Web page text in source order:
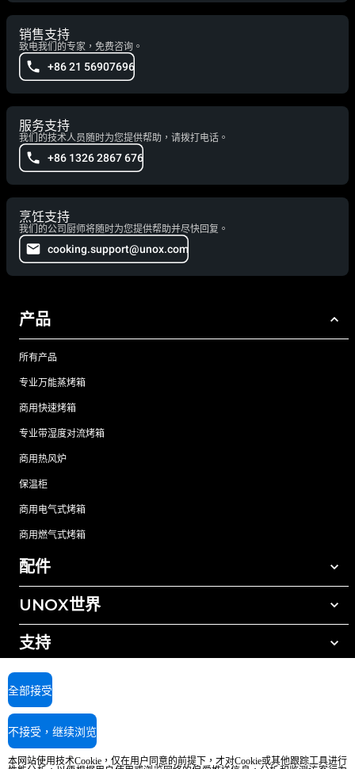
销售支持
致电我们的专家，免费咨询。
+86 21 56907696
服务支持
我们的技术人员随时为您提供帮助，请拨打电话。
+86 1326 2867 676
烹饪支持
我们的公司厨师将随时为您提供帮助并尽快回复。
cooking.support@unox.com
产品
所有产品
专业万能蒸烤箱
商用快速烤箱
专业带湿度对流烤箱
商用热风炉
保温柜
商用电气式烤箱
商用燃气式烤箱
配件
所有配件
手动清洗清洁剂
树脂过滤水处理
反渗透水处理
UNOX世界
我们在全球的办事处
支持
UNOX质保
查找经销商
查找服务中心
AI Content Disclaimer
本网站使用技术Cookie，仅在用户同意的前提下，才对Cookie或其他跟踪工具进行
全部接受
不接受，继续浏览